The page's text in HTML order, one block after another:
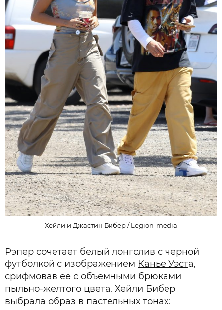
Хейли и Джастин Бибер / Legion-media
Рэпер сочетает белый лонгслив с черной
футболкой с изображением Канье Уэста,
срифмовав ее с объемными брюками
пыльно-желтого цвета. Хейли Бибер
выбрала образ в пастельных тонах: